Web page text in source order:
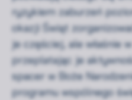
ryzykiem zaburzeń
okazji Świąt
je częściej, ale właśnie
przeplatając je
spacer w Boże
programu wspólnego